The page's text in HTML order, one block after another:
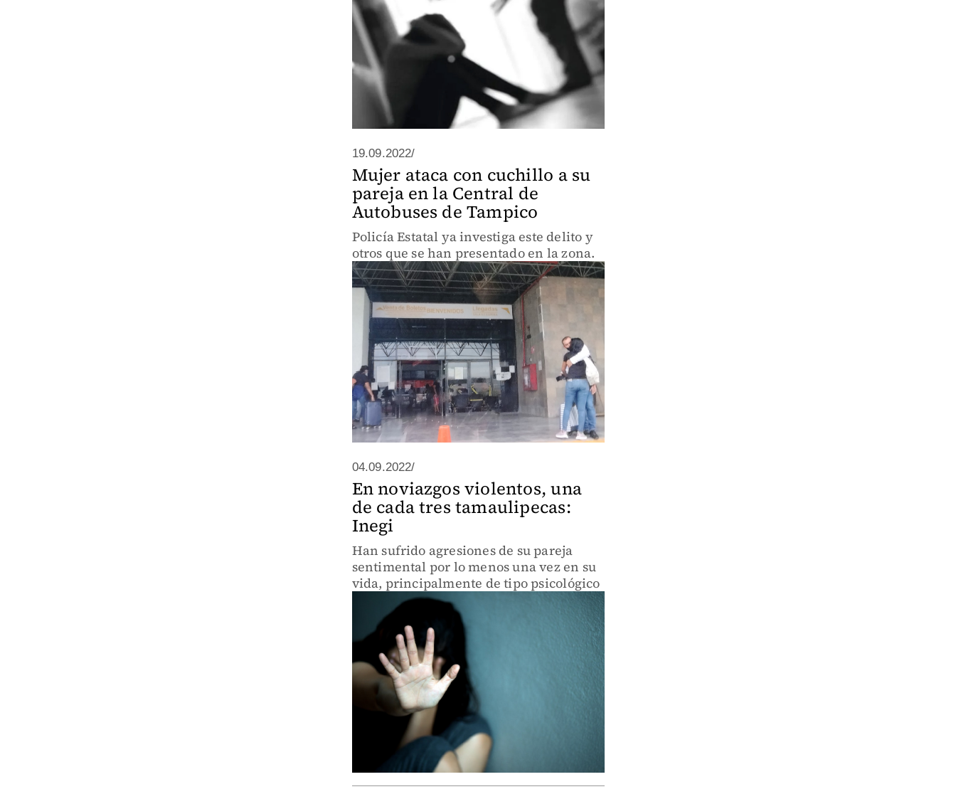
19.09.2022/
Mujer ataca con cuchillo a su
pareja en la Central de
Autobuses de Tampico
Policía Estatal ya investiga este delito y
otros que se han presentado en la zona.
04.09.2022/
En noviazgos violentos, una
de cada tres tamaulipecas:
Inegi
Han sufrido agresiones de su pareja
sentimental por lo menos una vez en su
vida, principalmente de tipo psicológico